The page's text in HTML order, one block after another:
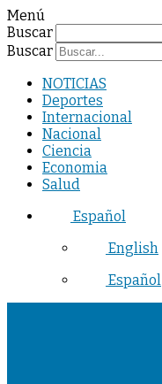
Menú
Buscar
Buscar
NOTICIAS
Deportes
Internacional
Nacional
Ciencia
Economia
Salud
Español
English
Español